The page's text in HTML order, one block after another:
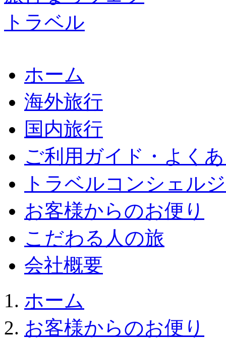
ホーム
海外旅行
国内旅行
ご利用ガイド・よく
トラベルコンシェル
お客様からのお便り
こだわる人の旅
会社概要
ホーム
お客様からのお便り